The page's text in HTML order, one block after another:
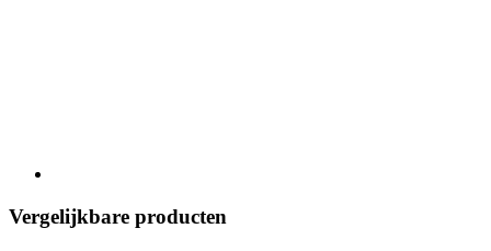
Vergelijkbare producten